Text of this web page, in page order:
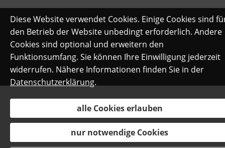
Diese Website verwendet Cookies. Einige Cookies sind
den Betrieb der Website unbedingt erforderlich. Andere
Cookies sind optional und erweitern den
Funktionsumfang. Sie können Ihre Einwilligung jederzeit
widerrufen. Nähere Informationen finden Sie in der
Datenschutzerklärung.
alle Cookies erlauben
nur notwendige Cookies